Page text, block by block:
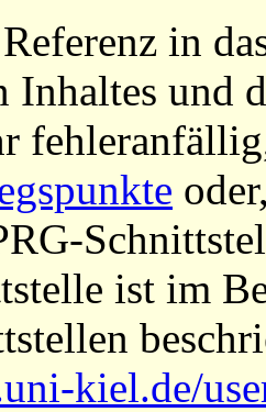
in
Inhaltes und
ist im
kiel.de/